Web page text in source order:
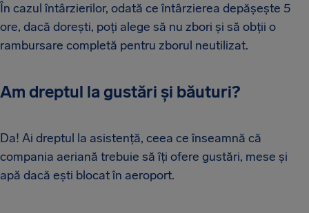
În cazul întârzierilor, odată ce întârzierea depășește 5
ore, dacă dorești, poți alege să nu zbori și să obții o
rambursare completă pentru zborul neutilizat.
Am dreptul la gustări și băuturi?
Da! Ai dreptul la asistență, ceea ce înseamnă că
compania aeriană trebuie să îți ofere gustări, mese și
apă dacă ești blocat în aeroport.